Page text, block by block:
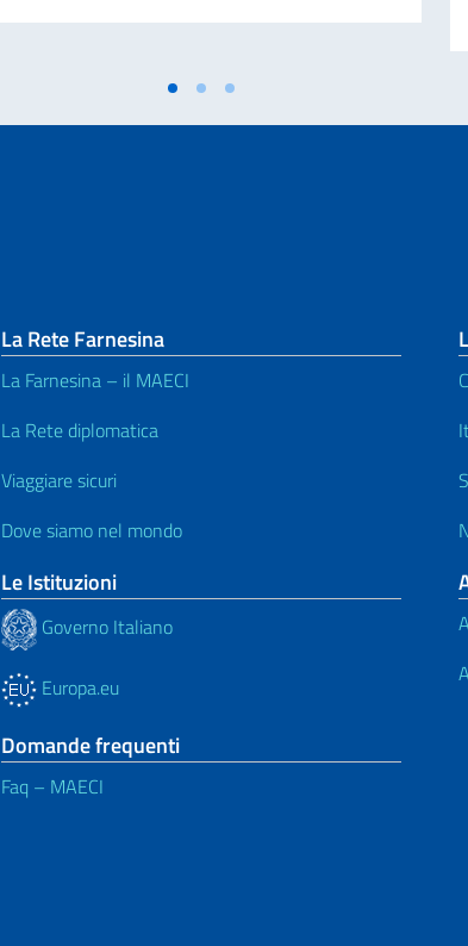
La Rete Farnesina
La Farnesina – il MAECI
La Rete diplomatica
Viaggiare sicuri
Dove siamo nel mondo
Le Istituzioni
Governo Italiano
Europa.eu
Domande frequenti
Faq – MAECI